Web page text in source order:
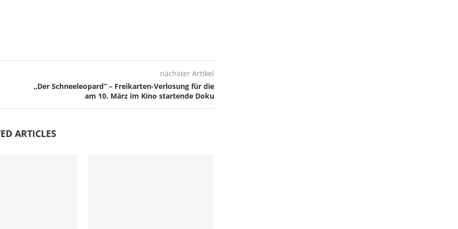
nächster Artikel
„Der Schneeleopard“ – Freikarten-Verlosung für die
am 10. März im Kino startende Doku
ARTICLES